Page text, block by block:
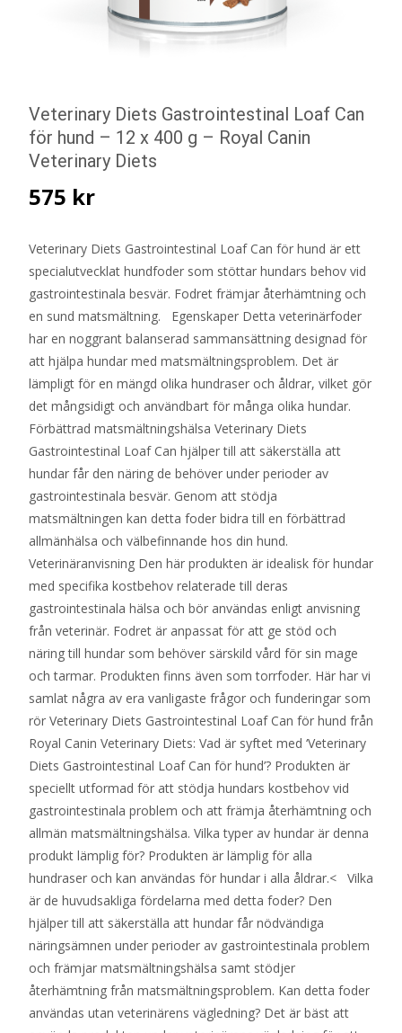
Veterinary Diets Gastrointestinal Loaf Can
för hund – 12 x 400 g – Royal Canin
Veterinary Diets
575 kr
Veterinary Diets Gastrointestinal Loaf Can för hund är ett
specialutvecklat hundfoder som stöttar hundars behov vid
gastrointestinala besvär. Fodret främjar återhämtning och
en sund matsmältning. Egenskaper Detta veterinärfoder
har en noggrant balanserad sammansättning designad för
att hjälpa hundar med matsmältningsproblem. Det är
lämpligt för en mängd olika hundraser och åldrar, vilket gör
det mångsidigt och användbart för många olika hundar.
Förbättrad matsmältningshälsa Veterinary Diets
Gastrointestinal Loaf Can hjälper till att säkerställa att
hundar får den näring de behöver under perioder av
gastrointestinala besvär. Genom att stödja
matsmältningen kan detta foder bidra till en förbättrad
allmänhälsa och välbefinnande hos din hund.
Veterinäranvisning Den här produkten är idealisk för hundar
med specifika kostbehov relaterade till deras
gastrointestinala hälsa och bör användas enligt anvisning
från veterinär. Fodret är anpassat för att ge stöd och
näring till hundar som behöver särskild vård för sin mage
och tarmar. Produkten finns även som torrfoder. Här har vi
samlat några av era vanligaste frågor och funderingar som
rör Veterinary Diets Gastrointestinal Loaf Can för hund från
Royal Canin Veterinary Diets: Vad är syftet med ‘Veterinary
Diets Gastrointestinal Loaf Can för hund’? Produkten är
speciellt utformad för att stödja hundars kostbehov vid
gastrointestinala problem och att främja återhämtning och
allmän matsmältningshälsa. Vilka typer av hundar är denna
produkt lämplig för? Produkten är lämplig för alla
hundraser och kan användas för hundar i alla åldrar.< Vilka
är de huvudsakliga fördelarna med detta foder? Den
hjälper till att säkerställa att hundar får nödvändiga
näringsämnen under perioder av gastrointestinala problem
och främjar matsmältningshälsa samt stödjer
återhämtning från matsmältningsproblem. Kan detta foder
användas utan veterinärens vägledning? Det är bäst att